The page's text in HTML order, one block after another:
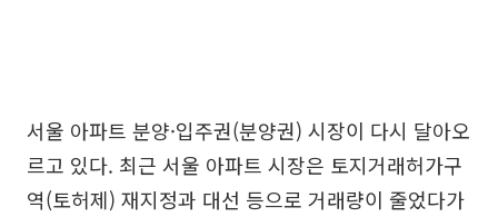
서울 아파트 분양·입주권(분양권) 시장이 다시 달아오
르고 있다. 최근 서울 아파트 시장은 토지거래허가구
역(토허제) 재지정과 대선 등으로 거래량이 줄었다가